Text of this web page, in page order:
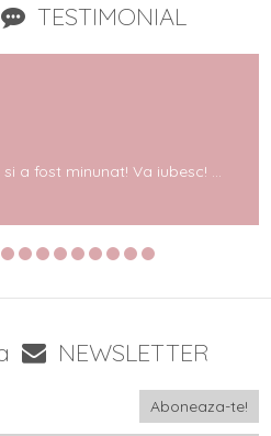
TESTIMONIAL
a fost minunat! Va iubesc! ...
NEWSLETTER